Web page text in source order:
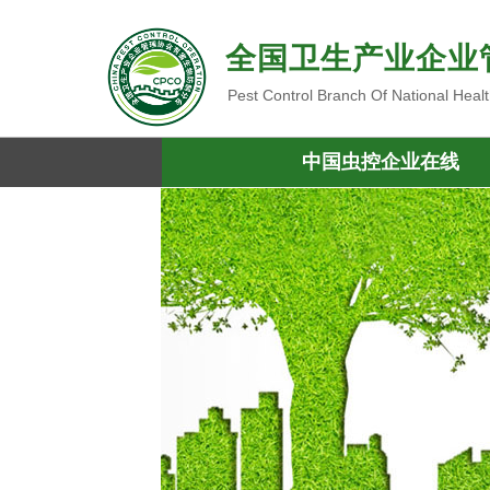
全国卫生产业企
Pest Control Branch Of National
中国虫控企业在线